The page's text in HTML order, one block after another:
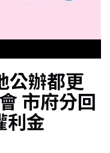
公辦都更
市府分回
利金